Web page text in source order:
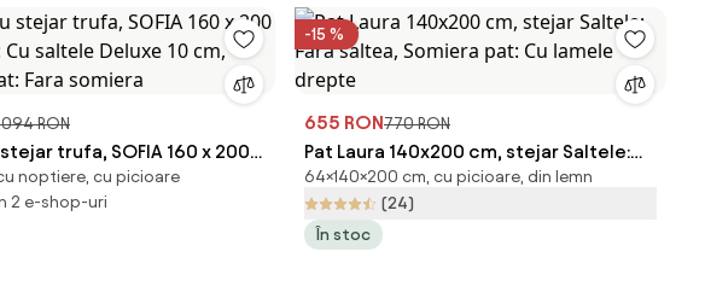
RON
trufa, SOFIA 160 x 200
Cu saltele Deluxe 10 cm,
Fara somiera
noptiere, cu picioare
2 e-shop-uri
-15 %
655 RON770 RON
Pat Laura 140x200 cm, stejar Saltele:
Fara saltea, Somiera pat: Cu lamele
drepte
64×140×200 cm, cu picioare, din lemn
(24)
În stoc